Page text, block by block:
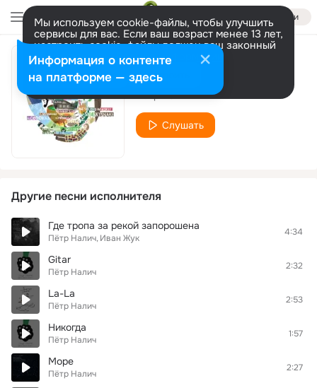
Войти
Мы используем cookie-файлы, чтобы улучшить
сервисы для вас. Если ваш возраст менее 13 лет,
настроить cookie-файлы должен ваш законный
представитель. Больше информации
Разрешить все Настроить
Провода
Пётр Налич
Слушать
Другие песни исполнителя
Где тропа за рекой запорошена
Пётр Налич Иван Жук
4:34
Gitar
Пётр Налич
2:32
La-La
Пётр Налич
2:53
Никогда
Пётр Налич
1:57
Море
Пётр Налич
2:27
Информация о контенте
на платформе — здесь